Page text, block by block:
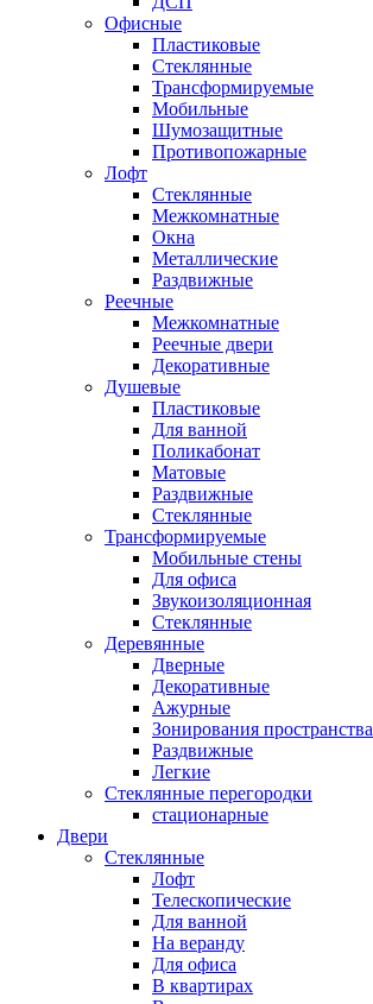
Офисные
Пластиковые
Стеклянные
Трансформируемые
Мобильные
Шумозащитные
Противопожарные
Лофт
Стеклянные
Межкомнатные
Окна
Металлические
Раздвижные
Реечные
Межкомнатные
Реечные двери
Декоративные
Душевые
Пластиковые
Для ванной
Поликабонат
Матовые
Раздвижные
Стеклянные
Трансформируемые
Мобильные стены
Для офиса
Звукоизоляционная
Стеклянные
Деревянные
Дверные
Декоративные
Ажурные
Зонирования пространства
Раздвижные
Легкие
Стеклянные перегородки
стационарные
Двери
Стеклянные
Лофт
Телескопические
Для ванной
На веранду
Для офиса
В квартирах